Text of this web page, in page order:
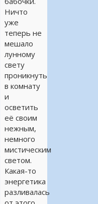
Ничто
уже
теперь не
мешало
лунному
свету
проникнуть
в комнату
и
осветить
её своим
нежным,
немного
мистическим
светом.
Какая-то
энергетика
разливалась